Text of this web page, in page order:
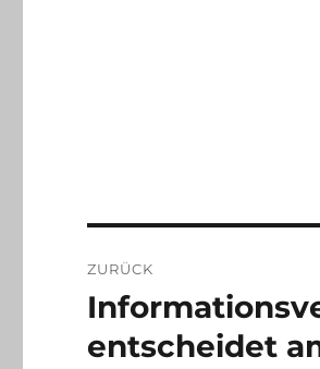
ZURÜCK
Vorheriger
Beitrag:
entscheidet